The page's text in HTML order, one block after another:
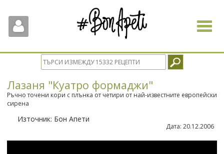
Toggle
Лазаня "Куатро формаджи"
Ръчно точени кори с плънка от четири от най-известните европейски
сирена
Източник: Бон Апети
Дата: 20.12.2006